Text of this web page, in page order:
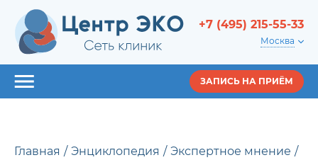
+7 (495) 215-55-33
Москва
ЗАПИСЬ НА ПРИЁМ
Главная Энциклопедия
Экспертное мнение